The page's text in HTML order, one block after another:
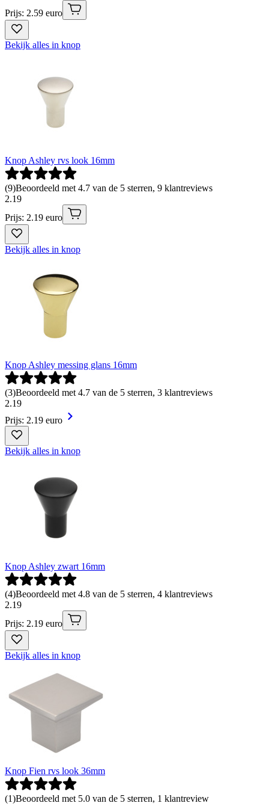
Prijs: 2.59 euro
Bekijk alles in knop
Knop Ashley rvs look 16mm
(9)Beoordeeld met 4.7 van de 5 sterren, 9 klantreviews
2.19
Prijs: 2.19 euro
Bekijk alles in knop
Knop Ashley messing glans 16mm
(3)Beoordeeld met 4.7 van de 5 sterren, 3 klantreviews
2.19
Prijs: 2.19 euro
Bekijk alles in knop
Knop Ashley zwart 16mm
(4)Beoordeeld met 4.8 van de 5 sterren, 4 klantreviews
2.19
Prijs: 2.19 euro
Bekijk alles in knop
Knop Fien rvs look 36mm
(1)Beoordeeld met 5.0 van de 5 sterren, 1 klantreview